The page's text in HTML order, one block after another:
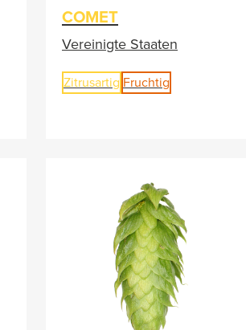
COMET
Vereinigte Staaten
Zitrusartig Fruchtig